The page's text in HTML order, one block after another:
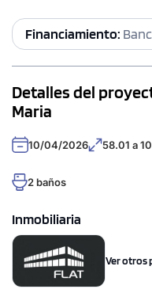
Financiamiento:
Detalles del
Maria
10/04/2026 58.01 a
2 baños
Inmobiliaria
Ver otros